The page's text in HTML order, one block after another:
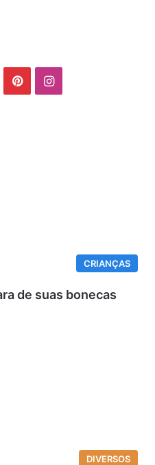
PinterestInstagram
CRIANÇAS
de suas bonecas
DIVERSOS